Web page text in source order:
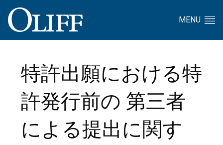
MENU
特許出願における特
許発行前の 第三者
による提出に関す